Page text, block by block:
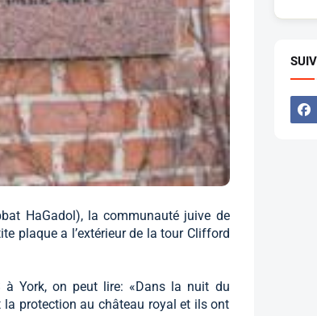
HaGadol), la communauté juive de
plaque a l’extérieur de la tour Clifford
à York, on peut lire: «Dans la nuit du
protection au château royal et ils ont